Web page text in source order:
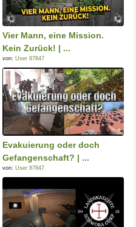
Vier Mann, eine Mission.
Kein Zurück! | ...
von: User 87847
Evakuierung oder doch
Gefangenschaft? | ...
von: User 87847